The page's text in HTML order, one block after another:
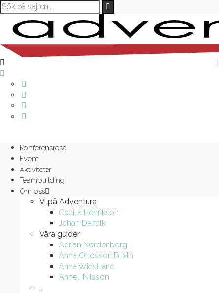
Konferensresa
Event
Aktiviteter
Teambuilding
Om oss
Vi på Adventura
Cecilia Henrikson
Johan Delfalk
Våra guider
Adrian Nordenborg
Anna Ottosson Blixth
Anna Widstrand
Anneli Nilsson
.